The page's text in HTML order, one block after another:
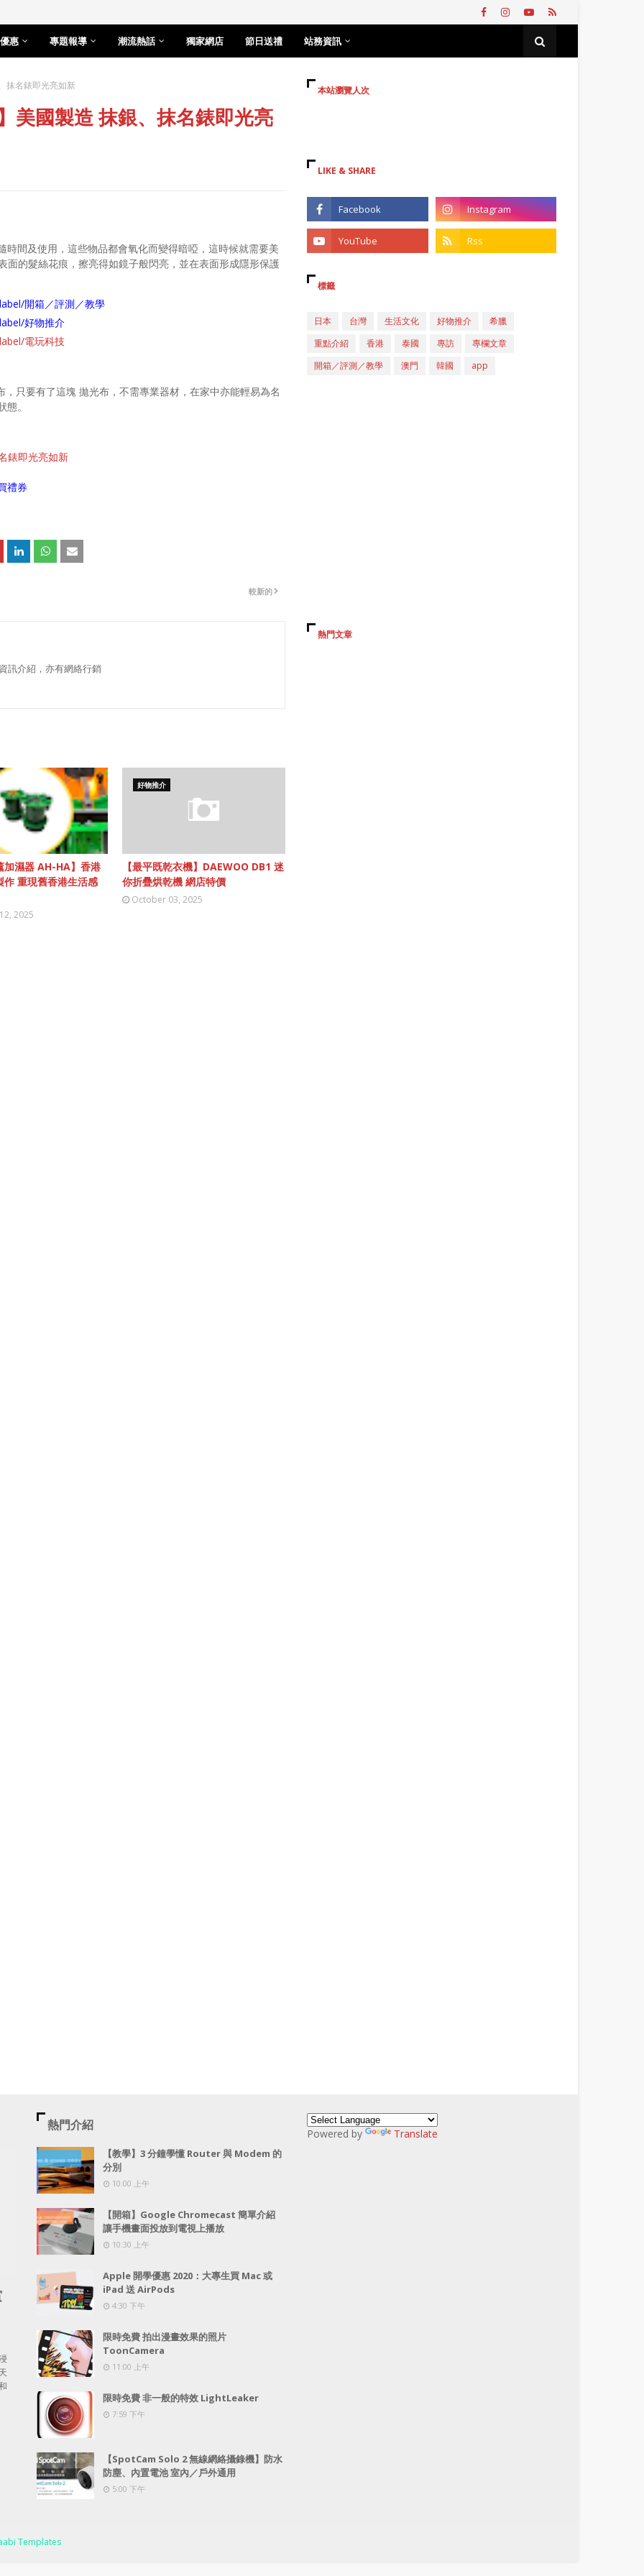
惠 專題報導 潮流熱話 獨家網店 節日送禮 站務資訊
抹名錶即光亮如新
美國製造 抹銀、抹名錶即光亮
間及使用，這些物品都會氧化而變得暗啞，這時候就需要美
面的髮絲花痕，擦亮得如鏡子般閃亮，並在表面形成隱形保護
開箱／評測／教學
好物推介
電玩科技
只要有了這塊 拋光布，不需專業器材，在家中亦能輕易為名
。
錶即光亮如新
禮券
較新的
訊介紹，亦有網絡行銷
加濕器 AH-HA】香港
作 重現舊香港生活感
2025
好物推介
【最平既乾衣機】DAEWOO DB1 迷
你折疊烘乾機 網店特價
October 03, 2025
本站瀏覽人次
LIKE & SHARE
標籤
日本 台灣 生活文化 好物推介
希臘
重點介紹
香港 泰國 專訪
專欄文章
開箱／評測／教學
澳門 韓國 app
熱門文章
熱門介紹
【教學】3 分鐘學懂 Router 與 Modem 的
分別
10:00 上午
【開箱】Google Chromecast 簡單介紹
讓手機畫面投放到電視上播放
10:30 上午
Apple 開學優惠 2020：大專生買 Mac 或
iPad 送 AirPods
4:30 下午
限時免費 拍出漫畫效果的照片
ToonCamera
11:00 上午
限時免費 非一般的特效 LightLeaker
7:59 下午
【SpotCam Solo 2 無線網絡攝錄機】防水
防塵、內置電池 室內／戶外通用
5:00 下午
Powered by Translate
Templates